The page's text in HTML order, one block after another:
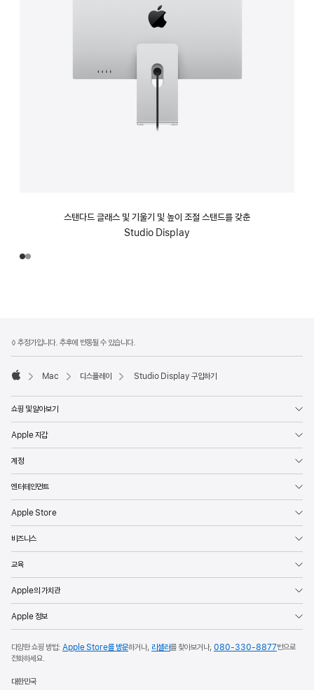
스탠다드 글래스 및 기울기 및 높이 조절 스탠드를 갖춘
Studio Display
◊ 추정가입니다. 추후에 변동될 수 있습니다.
Mac 디스플레이 Studio Display 구입하기
쇼핑 및 알아보기
Apple 지갑
계정
엔터테인먼트
Apple Store
비즈니스
교육
Apple의 가치관
Apple 정보
다양한 쇼핑 방법: Apple Store를 방문하거나, 리셀러를 찾아보거나, 080-330-8877번으로
전화하세요.
대한민국